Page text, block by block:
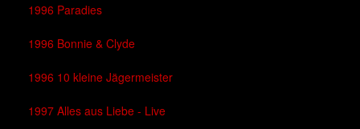
1996 Paradies
1996 Bonnie & Clyde
1996 10 kleine Jägermeister
1997 Alles aus Liebe - Live